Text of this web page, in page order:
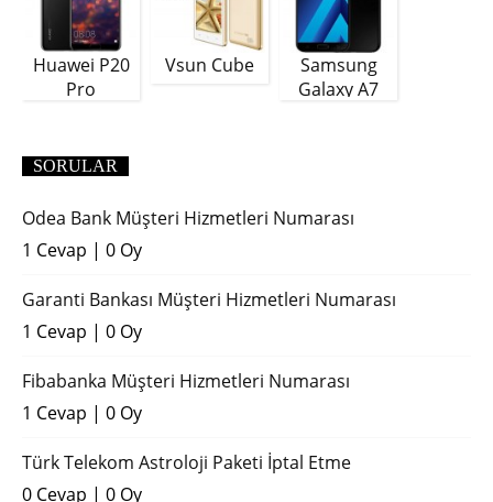
Huawei P20
Pro
Vsun Cube
Samsung
Galaxy A7
SORULAR
Odea Bank Müşteri Hizmetleri Numarası
1 Cevap | 0 Oy
Garanti Bankası Müşteri Hizmetleri Numarası
1 Cevap | 0 Oy
Fibabanka Müşteri Hizmetleri Numarası
1 Cevap | 0 Oy
Türk Telekom Astroloji Paketi İptal Etme
0 Cevap | 0 Oy